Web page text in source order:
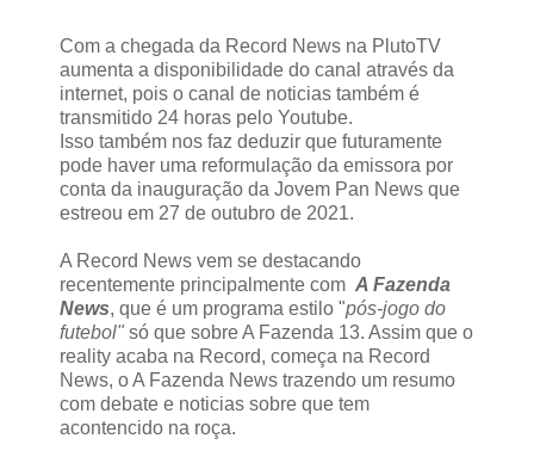
Com a chegada da Record News na PlutoTV
aumenta a disponibilidade do canal através da
internet, pois o canal de noticias também é
transmitido 24 horas pelo Youtube.
Isso também nos faz deduzir que futuramente
pode haver uma reformulação da emissora por
conta da inauguração da Jovem Pan News que
estreou em 27 de outubro de 2021.
A Record News vem se destacando
recentemente principalmente com A Fazenda
News, que é um programa estilo "pós-jogo do
futebol" só que sobre A Fazenda 13. Assim que o
reality acaba na Record, começa na Record
News, o A Fazenda News trazendo um resumo
com debate e noticias sobre que tem
acontencido na roça.